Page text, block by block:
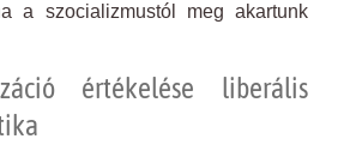
a szocializmustól meg akartunk
értékelése liberális